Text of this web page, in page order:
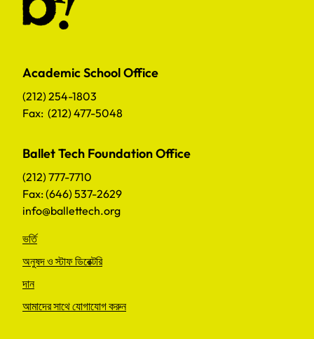
Academic School Office
(212) 254-1803
Fax: (212) 477-5048
Ballet Tech Foundation Office
(212) 777-7710
Fax: (646) 537-2629
info@ballettech.org
ভর্তি
অনুষদ ও স্টাফ ডিরেক্টরি
দান
আমাদের সাথে যোগাযোগ করুন